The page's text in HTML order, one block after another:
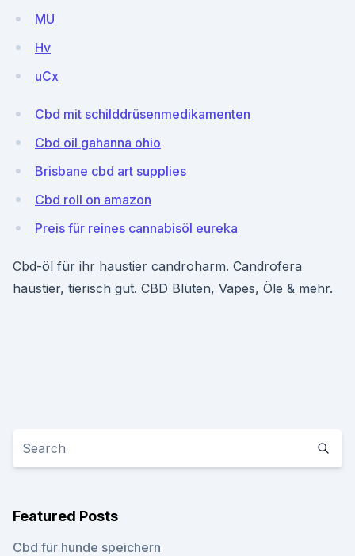
MU
Hv
uCx
Cbd mit schilddrüsenmedikamenten
Cbd oil gahanna ohio
Brisbane cbd art supplies
Cbd roll on amazon
Preis für reines cannabisöl eureka
Cbd-öl für ihr haustier candroharm. Candrofera
haustier, tierisch gut. CBD Blüten, Vapes, Öle & mehr.
Featured Posts
Cbd für hunde speichern